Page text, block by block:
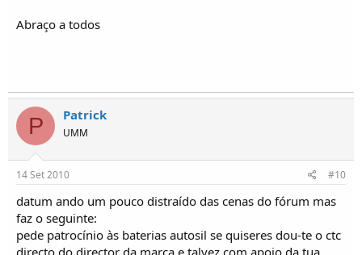
Abraço a todos
P Patrick
UMM
14 Set 2010 #10
datum ando um pouco distraído das cenas do fórum mas
faz o seguinte:
pede patrocínio às baterias autosil se quiseres dou-te o ctc
directo do director da marca e talvez com apoio da tua